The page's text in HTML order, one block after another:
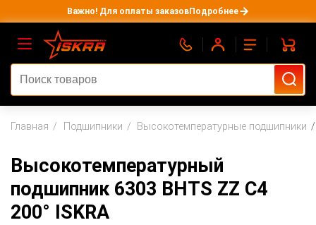
Важно! Для оплаты заказовПодробнее
Главная Подшипники Высокотемпературные подшипники
Высокотемпературный
подшипник 6303 BHTS ZZ C4
200° ISKRA